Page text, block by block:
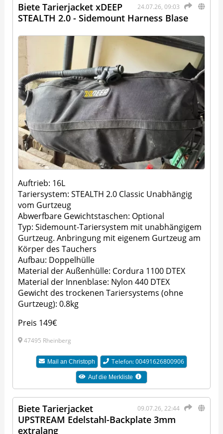
24.07.26, 09:03
Biete Tarierjacket xDEEP
STEALTH 2.0 - Sidemount Harness Blase
Auftrieb: 16L
Tariersystem: STEALTH 2.0 Classic Unabhängig
vom Gurtzeug
Abwerfbare Gewichtstaschen: Optional
Typ: Sidemount-Tariersystem mit unabhängigem
Gurtzeug. Anbringung mit eigenem Gurtzeug am
Körper des Tauchers
Aufbau: Doppelhülle
Material der Außenhülle: Cordura 1100 DTEX
Material der Innenblase: Nylon 440 DTEX
Gewicht des trockenen Tariersystems (ohne
Gurtzeug): 0.8kg
Preis 149€
47495 Rheinberg
Mail an Christoph Telefon: 00491626800906
Auf die Merkliste
09.07.26, 22:44
Biete Tarierjacket
UPSTREAM Edelstahl-​Backplate 3mm
extralang